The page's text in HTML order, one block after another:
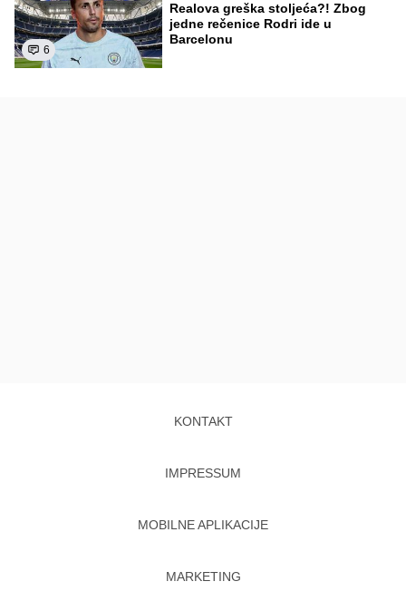
6
Realova greška stoljeća?! Zbog
jedne rečenice Rodri ide u
Barcelonu
KONTAKT
IMPRESSUM
MOBILNE APLIKACIJE
MARKETING